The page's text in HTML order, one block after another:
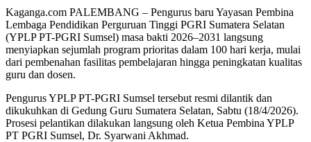
Kaganga.com PALEMBANG – Pengurus baru Yayasan Pembina
Lembaga Pendidikan Perguruan Tinggi PGRI Sumatera Selatan
(YPLP PT-PGRI Sumsel) masa bakti 2026–2031 langsung
menyiapkan sejumlah program prioritas dalam 100 hari kerja, mulai
dari pembenahan fasilitas pembelajaran hingga peningkatan kualitas
guru dan dosen.
Pengurus YPLP PT-PGRI Sumsel tersebut resmi dilantik dan
dikukuhkan di Gedung Guru Sumatera Selatan, Sabtu (18/4/2026).
Prosesi pelantikan dilakukan langsung oleh Ketua Pembina YPLP
PT PGRI Sumsel, Dr. Syarwani Akhmad.